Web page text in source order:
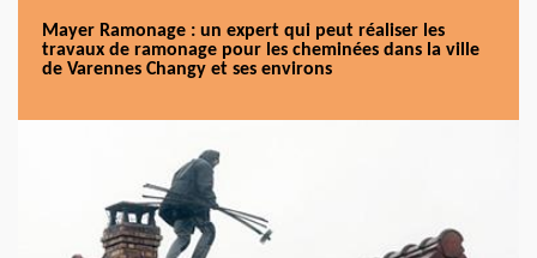
Mayer Ramonage : un expert qui peut réaliser les
travaux de ramonage pour les cheminées dans la ville
de Varennes Changy et ses environs